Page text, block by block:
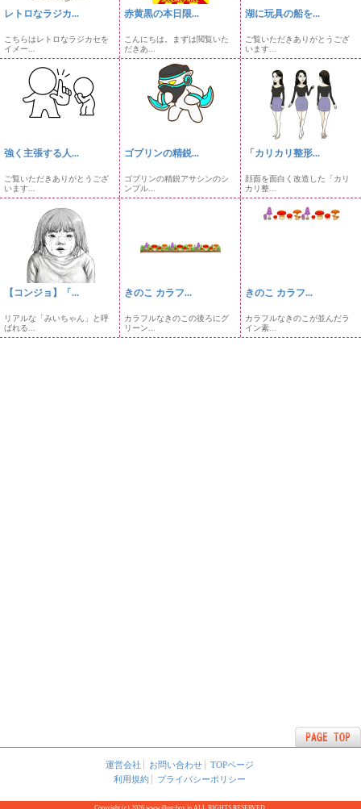
レトロなラジカ...
こちらはレトロなラジカセを
イメー...
赤黄黒の本日限...
こんにちは。まずは閲覧いた
だきあ...
湖に玩具の船を...
ご覧いただきありがとうござ
います...
強く主張する人...
ご覧いただきありがとうござ
います...
ゴブリンの精鋭...
ゴブリンの精鋭アサシンのシ
ンプル...
「カリカリ整形...
顔面を面白く改造した「カリ
カリ整...
【コンジョ】「...
リアルな「みいちゃん」と呼
ばれる...
きのこ カラフ...
カラフルなきのこの後ろにグ
リーン...
きのこ カラフ...
カラフルなきのこが並んだラ
イン素...
運営会社 お問い合わせ
TOPページ
利用規約
プライバシーポリシー
Copyright (c) 2026 www.illust-box.jp ALL RIGHTS RESERVED.